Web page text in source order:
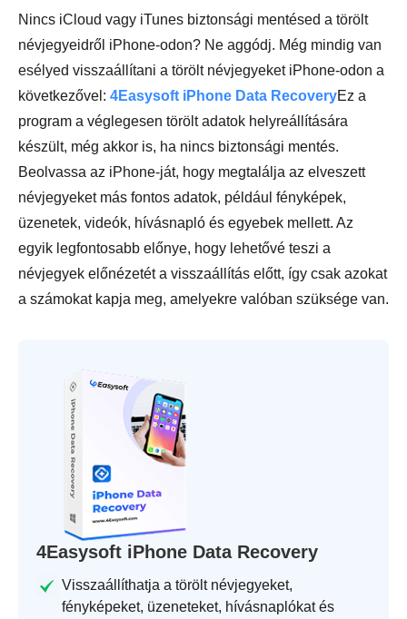
Nincs iCloud vagy iTunes biztonsági mentésed a törölt
névjegyeidről iPhone-odon? Ne aggódj. Még mindig van
esélyed visszaállítani a törölt névjegyeket iPhone-odon a
következővel: 4Easysoft iPhone Data RecoveryEz a
program a véglegesen törölt adatok helyreállítására
készült, még akkor is, ha nincs biztonsági mentés.
Beolvassa az iPhone-ját, hogy megtalálja az elveszett
névjegyeket más fontos adatok, például fényképek,
üzenetek, videók, hívásnapló és egyebek mellett. Az
egyik legfontosabb előnye, hogy lehetővé teszi a
névjegyek előnézetét a visszaállítás előtt, így csak azokat
a számokat kapja meg, amelyekre valóban szüksége van.
4Easysoft iPhone Data Recovery
Visszaállíthatja a törölt névjegyeket,
fényképeket, üzeneteket, hívásnaplókat és